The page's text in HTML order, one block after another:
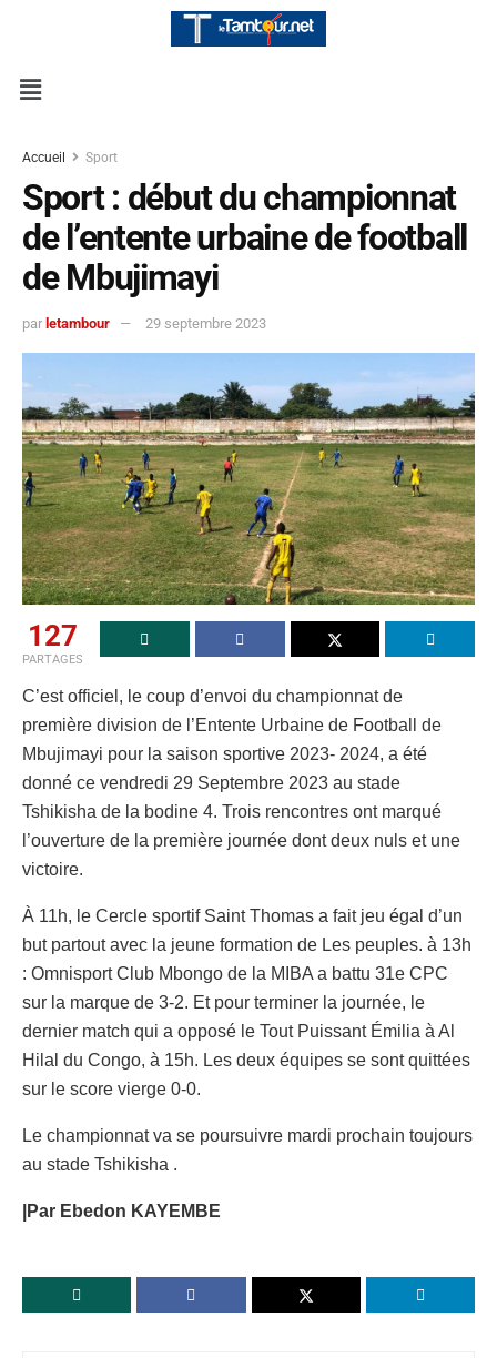
Accueil Sport
Sport : début du championnat
de l’entente urbaine de football
de Mbujimayi
par letambour 29 septembre 2023
127
PARTAGES
C’est officiel, le coup d’envoi du championnat de
première division de l’Entente Urbaine de Football de
Mbujimayi pour la saison sportive 2023- 2024, a été
donné ce vendredi 29 Septembre 2023 au stade
Tshikisha de la bodine 4. Trois rencontres ont marqué
l’ouverture de la première journée dont deux nuls et une
victoire.
À 11h, le Cercle sportif Saint Thomas a fait jeu égal d’un
but partout avec la jeune formation de Les peuples. à 13h
: Omnisport Club Mbongo de la MIBA a battu 31e CPC
sur la marque de 3-2. Et pour terminer la journée, le
dernier match qui a opposé le Tout Puissant Émilia à Al
Hilal du Congo, à 15h. Les deux équipes se sont quittées
sur le score vierge 0-0.
Le championnat va se poursuivre mardi prochain toujours
au stade Tshikisha .
|Par Ebedon KAYEMBE